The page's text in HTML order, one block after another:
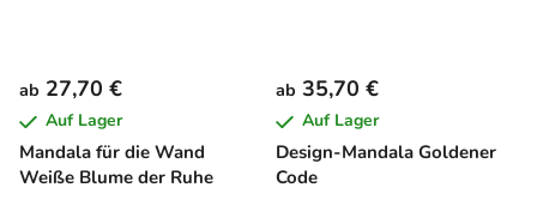
Mandala für die Wand
Weiße Blume der Ruhe
ab 27,70 €
Auf Lager
Design-Mandala Goldener
Code
ab 35,70 €
Auf Lager